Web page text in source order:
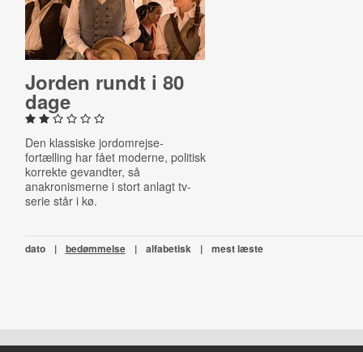
Jorden rundt i 80
dage
Den klassiske jordomrejse-
fortælling har fået moderne, politisk
korrekte gevandter, så
anakronismerne i stort anlagt tv-
serie står i kø.
dato | bedømmelse | alfabetisk | mest læste